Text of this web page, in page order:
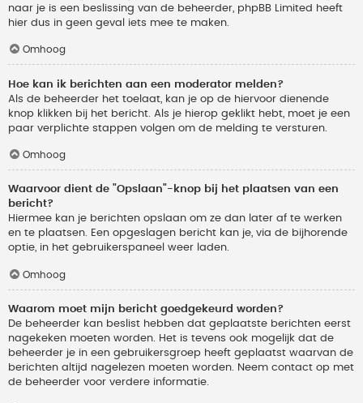
naar je is een beslissing van de beheerder, phpBB Limited heeft
hier dus in geen geval iets mee te maken.
Omhoog
Hoe kan ik berichten aan een moderator melden?
Als de beheerder het toelaat, kan je op de hiervoor dienende
knop klikken bij het bericht. Als je hierop geklikt hebt, moet je een
paar verplichte stappen volgen om de melding te versturen.
Omhoog
Waarvoor dient de "Opslaan"-knop bij het plaatsen van een
bericht?
Hiermee kan je berichten opslaan om ze dan later af te werken
en te plaatsen. Een opgeslagen bericht kan je, via de bijhorende
optie, in het gebruikerspaneel weer laden.
Omhoog
Waarom moet mijn bericht goedgekeurd worden?
De beheerder kan beslist hebben dat geplaatste berichten eerst
nagekeken moeten worden. Het is tevens ook mogelijk dat de
beheerder je in een gebruikersgroep heeft geplaatst waarvan de
berichten altijd nagelezen moeten worden. Neem contact op met
de beheerder voor verdere informatie.